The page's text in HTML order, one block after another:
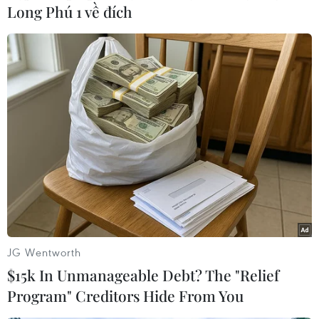
Trường hợp vi phạm nghiêm trọng, Bộ Nông
nghiệp và Phát triển Nông Thôn đề nghị các Sở
đề xuất các cơ quan chức năng cấp phép sản
xuất của cơ sở rút giấy phép kinh doanh, lưu
hành sản phẩm.
Bộ Nông nghiệp và Phát triển Nông Thôn đề
nghị các Sở Nông nghiệp và Phát triển Nông
thôn các tỉnh, thành phố trực thuộc Trung ương
triển khai và báo cáo kết quả về Bộ trước ngày
5/11/2013./.
Long Phú 1 về đích
JG Wentworth
$15k In Unmanageable Debt? The "Relief
Program" Creditors Hide From You